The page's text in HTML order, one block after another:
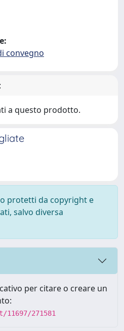
convegno
a questo prodotto.
protetti da copyright e
salvo diversa
per citare o creare un
271581